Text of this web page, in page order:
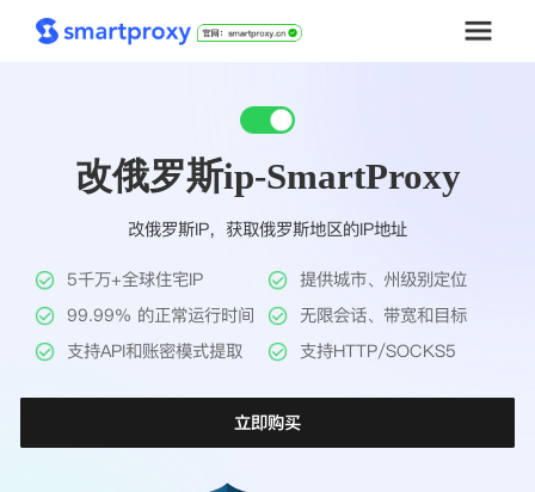
套餐购买
工具
帮助中心
改俄罗斯ip-SmartProxy
改俄罗斯IP，获取俄罗斯地区的IP地址
5千万+全球住宅IP
提供城市、州级别定位
99.99% 的正常运行时间
无限会话、带宽和目标
支持API和账密模式提取
支持HTTP/SOCKS5
立即购买